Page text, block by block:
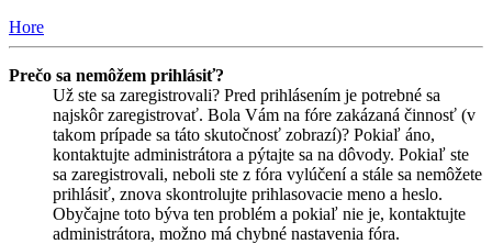
Hore
Prečo sa nemôžem prihlásiť?
Už ste sa zaregistrovali? Pred prihlásením je potrebné sa
najskôr zaregistrovať. Bola Vám na fóre zakázaná činnosť (v
takom prípade sa táto skutočnosť zobrazí)? Pokiaľ áno,
kontaktujte administrátora a pýtajte sa na dôvody. Pokiaľ ste
sa zaregistrovali, neboli ste z fóra vylúčení a stále sa nemôžete
prihlásiť, znova skontrolujte prihlasovacie meno a heslo.
Obyčajne toto býva ten problém a pokiaľ nie je, kontaktujte
administrátora, možno má chybné nastavenia fóra.